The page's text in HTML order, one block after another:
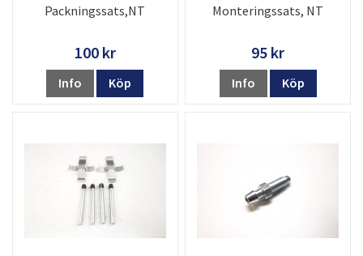
Packningssats,NT
100 kr
Info Köp
Monteringssats, NT
95 kr
Info Köp